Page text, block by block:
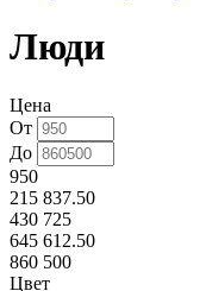
Люди
Цена
От
До
950
215 837.50
430 725
645 612.50
860 500
Цвет